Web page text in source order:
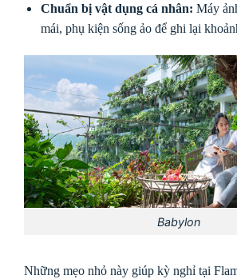
Chuẩn bị vật dụng cá nhân: Máy
mái, phụ kiện sống ảo để ghi lại
Babylon
Những mẹo nhỏ này giúp kỳ nghỉ tại